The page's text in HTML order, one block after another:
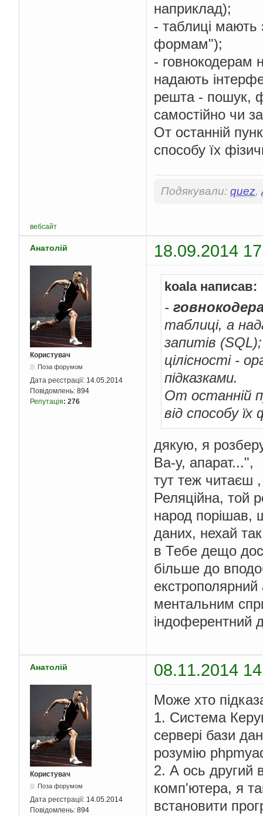
наприклад);
- таблиці
формам");
- говнокодерам
надають
решта - пошук,
самостійно чи
От останній
способу їх
Подякували: quez,
вебсайт
Анатолій 18.09.2014
Користувач
Поза форумом
Дата реєстрації: 14.05.2014
Повідомлень: 894
Репутація: 276
koala написав:
-
таблиці, а
запитів
цілісності -
підказками.
От останній
від способу їх
дякую, я
Ва-у, апарат...",
тут теж читаєш
Реляційна, той
народ порішав,
даних, нехай
в Тебе дещо
більше до
екстрополярний
ментальним
індоферентний
Анатолій 08.11.2014
Користувач
Поза форумом
Дата реєстрації: 14.05.2014
Повідомлень: 894
Може хто
1. Система
сервері бази
розумію
2. А ось другий
комп'ютера, я
встановити